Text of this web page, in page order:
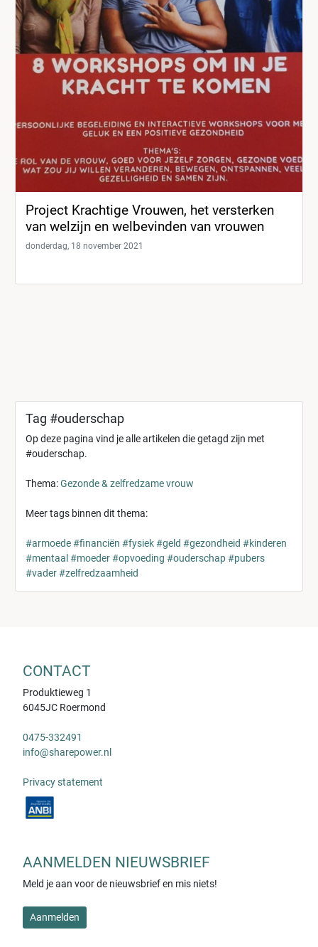
Project Krachtige Vrouwen, het versterken
van welzijn en welbevinden van vrouwen
donderdag, 18 november 2021
Tag #ouderschap
Op deze pagina vind je alle artikelen die getagd zijn met
#ouderschap.
Thema:Gezonde & zelfredzame vrouw
Meer tags binnen dit thema:
#armoede#financiën #fysiek#geld #gezondheid #kinderen
#mentaal #moeder#opvoeding #ouderschap#pubers
#vader#zelfredzaamheid
CONTACT
Produktieweg 1
6045JC Roermond
0475-332491
info@sharepower.nl
Privacy statement
AANMELDEN NIEUWSBRIEF
Meld je aan voor de nieuwsbrief en mis niets!
Aanmelden